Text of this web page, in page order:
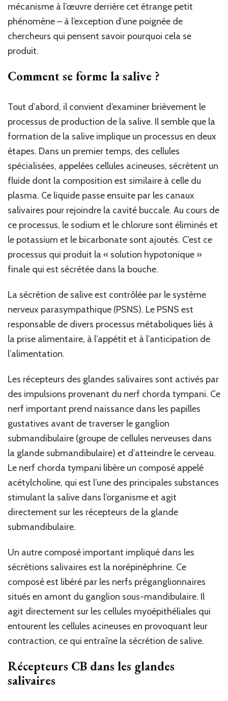
mécanisme à l’œuvre derrière cet étrange petit
phénomène – à l’exception d’une poignée de
chercheurs qui pensent savoir pourquoi cela se
produit.
Comment se forme la salive ?
Tout d’abord, il convient d’examiner brièvement le
processus de production de la salive. Il semble que la
formation de la salive implique un processus en deux
étapes. Dans un premier temps, des cellules
spécialisées, appelées cellules acineuses, sécrètent un
fluide dont la composition est similaire à celle du
plasma. Ce liquide passe ensuite par les canaux
salivaires pour rejoindre la cavité buccale. Au cours de
ce processus, le sodium et le chlorure sont éliminés et
le potassium et le bicarbonate sont ajoutés. C’est ce
processus qui produit la « solution hypotonique »
finale qui est sécrétée dans la bouche.
La sécrétion de salive est contrôlée par le système
nerveux parasympathique (PSNS). Le PSNS est
responsable de divers processus métaboliques liés à
la prise alimentaire, à l’appétit et à l’anticipation de
l’alimentation.
Les récepteurs des glandes salivaires sont activés par
des impulsions provenant du nerf chorda tympani. Ce
nerf important prend naissance dans les papilles
gustatives avant de traverser le ganglion
submandibulaire (groupe de cellules nerveuses dans
la glande submandibulaire) et d’atteindre le cerveau.
Le nerf chorda tympani libère un composé appelé
acétylcholine, qui est l’une des principales substances
stimulant la salive dans l’organisme et agit
directement sur les récepteurs de la glande
submandibulaire.
Un autre composé important impliqué dans les
sécrétions salivaires est la norépinéphrine. Ce
composé est libéré par les nerfs préganglionnaires
situés en amont du ganglion sous-mandibulaire. Il
agit directement sur les cellules myoépithéliales qui
entourent les cellules acineuses en provoquant leur
contraction, ce qui entraîne la sécrétion de salive.
Récepteurs CB dans les glandes
salivaires